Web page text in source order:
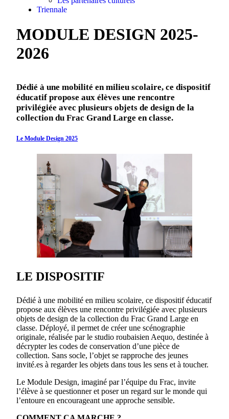
Triennale
MODULE DESIGN 2025-
2026
Dédié à une mobilité en milieu scolaire, ce dispositif
éducatif propose aux élèves une rencontre
privilégiée avec plusieurs objets de design de la
collection du Frac Grand Large en classe.
Le Module Design 2025
LE DISPOSITIF
Dédié à une mobilité en milieu scolaire, ce dispositif éducatif
propose aux élèves une rencontre privilégiée avec plusieurs
objets de design de la collection du Frac Grand Large en
classe. Déployé, il permet de créer une scénographie
originale, réalisée par le studio roubaisien Aequo, destinée à
décrypter les codes de conservation d’une pièce de
collection. Sans socle, l’objet se rapproche des jeunes
invité.es à regarder les objets dans tous les sens et à toucher.
Le Module Design, imaginé par l’équipe du Frac, invite
l’élève à se questionner et poser un regard sur le monde qui
l’entoure en encourageant une approche sensible.